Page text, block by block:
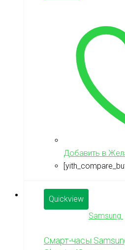
Добавить в
Quickview
Samsung
Смарт-часы